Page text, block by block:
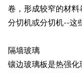
卷，形成较窄的材料
分切机或分切机--这
隔墙玻璃
镶边玻璃板是热强